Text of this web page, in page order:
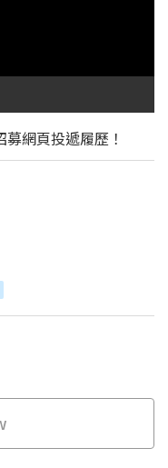
網頁投遞履歷！